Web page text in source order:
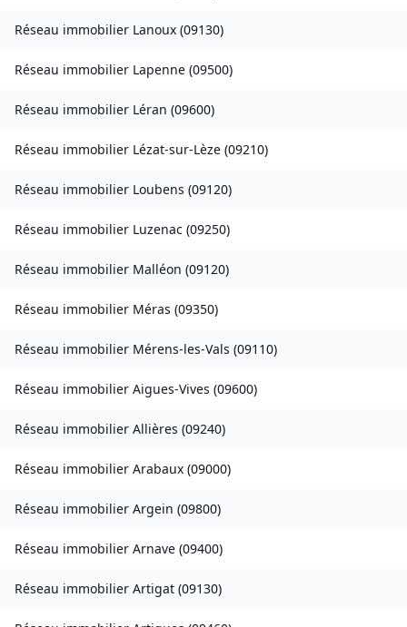
Réseau immobilier Lanoux (09130)
Réseau immobilier Lapenne (09500)
Réseau immobilier Léran (09600)
Réseau immobilier Lézat-sur-Lèze (09210)
Réseau immobilier Loubens (09120)
Réseau immobilier Luzenac (09250)
Réseau immobilier Malléon (09120)
Réseau immobilier Méras (09350)
Réseau immobilier Mérens-les-Vals (09110)
Réseau immobilier Aigues-Vives (09600)
Réseau immobilier Allières (09240)
Réseau immobilier Arabaux (09000)
Réseau immobilier Argein (09800)
Réseau immobilier Arnave (09400)
Réseau immobilier Artigat (09130)